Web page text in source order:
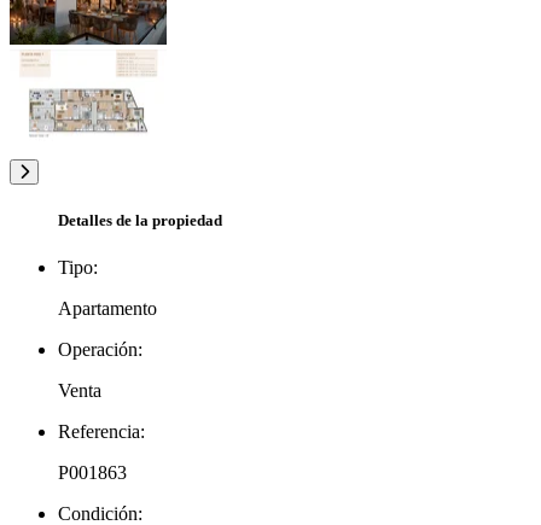
Detalles de la propiedad
Tipo:
Apartamento
Operación:
Venta
Referencia:
P001863
Condición: